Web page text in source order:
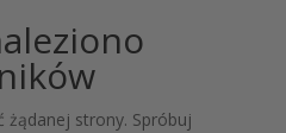
żądanej strony. Spróbuj